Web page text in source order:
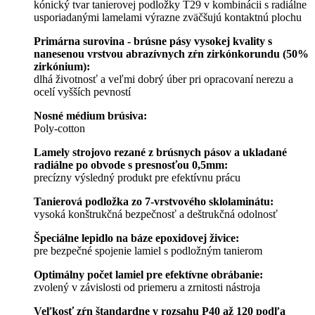
kónický tvar tanierovej podložky T29 v kombinácii s radiálne
usporiadanými lamelami výrazne zväčšujú kontaktnú plochu
Primárna surovina - brúsne pásy vysokej kvality s
nanesenou vrstvou abrazívnych zŕn zirkónkorundu (50%
zirkónium):
dlhá životnosť a veľmi dobrý úber pri opracovaní nerezu a
ocelí vyšších pevností
Nosné médium brúsiva:
Poly-cotton
Lamely strojovo rezané z brúsnych pásov a ukladané
radiálne po obvode s presnosťou 0,5mm:
precízny výsledný produkt pre efektívnu prácu
Tanierová podložka zo 7-vrstvového sklolaminátu:
vysoká konštrukčná bezpečnosť a deštrukčná odolnosť
Špeciálne lepidlo na báze epoxidovej živice:
pre bezpečné spojenie lamiel s podložným tanierom
Optimálny počet lamiel pre efektívne obrábanie:
zvolený v závislosti od priemeru a zrnitosti nástroja
Veľkosť zŕn štandardne v rozsahu P40 až 120 podľa